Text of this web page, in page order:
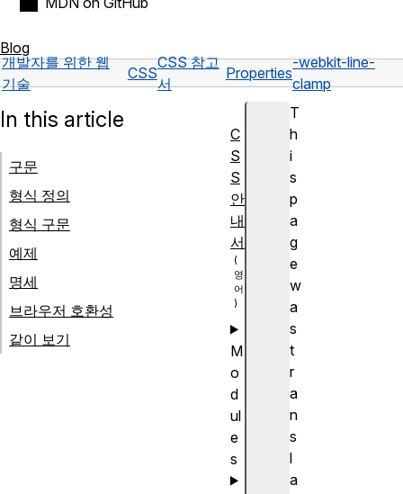
Blog
개발자를 위한 웹
기술
CSS
CSS 참고
서
Properties
-webkit-line-
clamp
T
h
i
s
p
a
g
e
w
a
s
t
r
a
n
s
l
a
In this article
구문
형식 정의
형식 구문
예제
명세
브라우저 호환성
같이 보기
C
S
S
안
내
서
M
o
d
ul
e
s